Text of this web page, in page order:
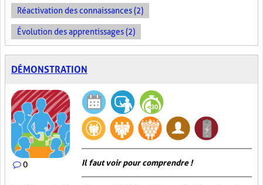
Réactivation des connaissances (2)
Évolution des apprentissages (2)
DÉMONSTRATION
0 Il faut voir pour comprendre !